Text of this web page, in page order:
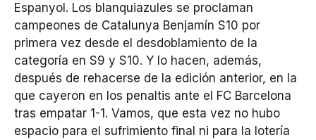
Espanyol. Los blanquiazules se proclaman
campeones de Catalunya Benjamín S10 por
primera vez desde el desdoblamiento de la
categoría en S9 y S10. Y lo hacen, además,
después de rehacerse de la edición anterior, en la
que cayeron en los penaltis ante el FC Barcelona
tras empatar 1-1. Vamos, que esta vez no hubo
espacio para el sufrimiento final ni para la lotería